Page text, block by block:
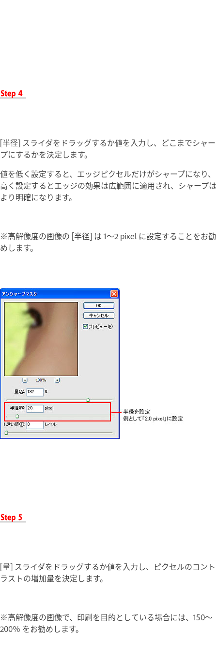
[半径] スライダをドラッグするか値を入力し、どこまでシャー
プにするかを決定します。
値を低く設定すると、エッジピクセルだけがシャープになり、
高く設定するとエッジの効果は広範囲に適用され、シャープは
より明確になります。
※高解像度の画像の [半径] は 1～2 pixel に設定することをお勧
めします。
[量] スライダをドラッグするか値を入力し、ピクセルのコント
ラストの増加量を決定します。
※高解像度の画像で、印刷を目的としている場合には、150～
200％ をお勧めします。